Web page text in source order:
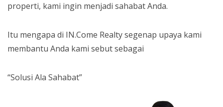
properti, kami ingin menjadi sahabat Anda.
Itu mengapa di IN.Come Realty segenap upaya kami
membantu Anda kami sebut sebagai
“Solusi Ala Sahabat”